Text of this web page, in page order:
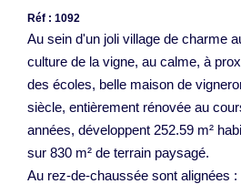
Réf : 1092
Au sein d'un joli village de charme
culture de la vigne, au calme, à
des écoles, belle maison de
siècle, entièrement rénovée au
années, développent 252.59 m²
sur 830 m² de terrain paysagé.
Au rez-de-chaussée sont alignées